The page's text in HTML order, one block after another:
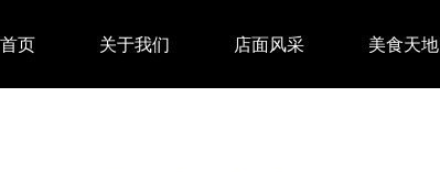
页 关于我们 店面风采 美食天地